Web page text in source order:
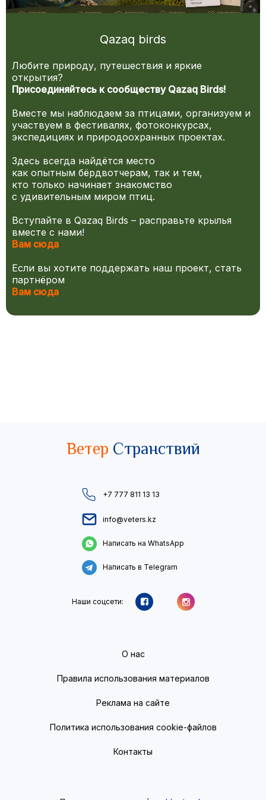
Qazaq birds
Любите природу, путешествия и яркие
открытия?
Присоединяйтесь к сообществу Qazaq Birds!
Вместе мы наблюдаем за птицами, организуем и
участвуем в фестивалях, фотоконкурсах,
экспедициях и природоохранных проектах.
Здесь всегда найдётся место
как опытным бёрдвотчерам, так и тем,
кто только начинает знакомство
с удивительным миром птиц.
Вступайте в Qazaq Birds – расправьте крылья
вместе с нами!
Вам сюда
Если вы хотите поддержать наш проект, стать
партнёром
Вам сюда
Ветер Странствий
+7 777 811 13 13
info@veters.kz
Написать на WhatsApp
Написать в Telegram
Наши соцсети:
О нас
Правила использования материалов
Реклама на сайте
Политика использования cookie-файлов
Контакты